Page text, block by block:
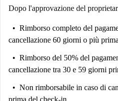
Dopo l'approvazione del
Rimborso completo del
cancellazione 60 giorni o più
Rimborso del 50% del
cancellazione tra 30 e 59 giorni
Non rimborsabile in caso di
prima del check-in